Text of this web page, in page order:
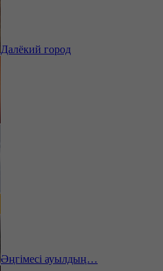
Далёкий город
Әңгімесі ауылдың…